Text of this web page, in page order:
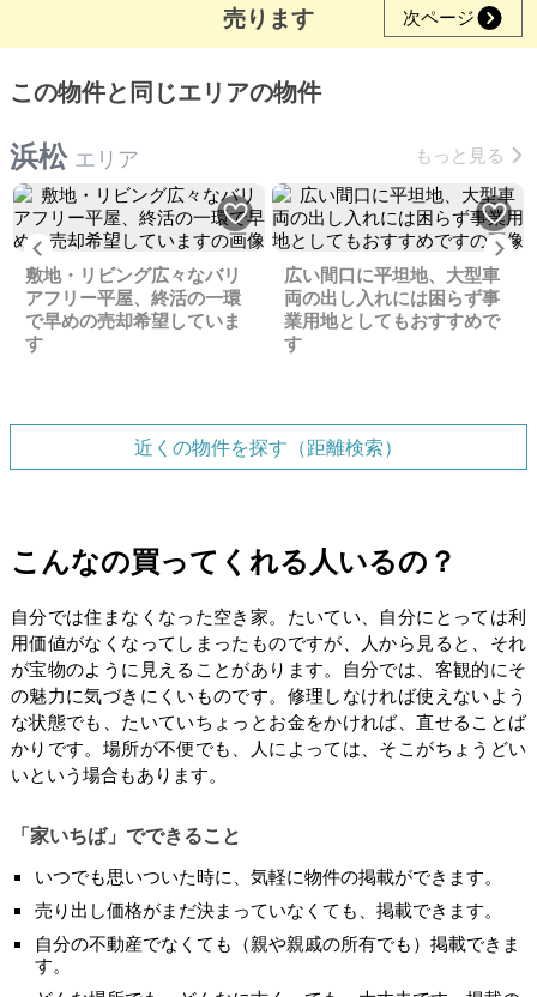
売ります 次ページ
この物件と同じエリアの物件
浜松 エリア もっと見る
Previous
敷地・リビング広々なバリ
アフリー平屋、終活の一環
で早めの売却希望していま
す
広い間口に平坦地、大型車
両の出し入れには困らず事
業用地としてもおすすめで
す
近くの物件を探す（距離検索）
こんなの買ってくれる人いるの？
自分では住まなくなった空き家。たいてい、自分にとっては利
用価値がなくなってしまったものですが、人から見ると、それ
が宝物のように見えることがあります。自分では、客観的にそ
の魅力に気づきにくいものです。修理しなければ使えないよう
な状態でも、たいていちょっとお金をかければ、直せることば
かりです。場所が不便でも、人によっては、そこがちょうどい
いという場合もあります。
「家いちば」でできること
いつでも思いついた時に、気軽に物件の掲載ができます。
売り出し価格がまだ決まっていなくても、掲載できます。
自分の不動産でなくても（親や親戚の所有でも）掲載できま
す。